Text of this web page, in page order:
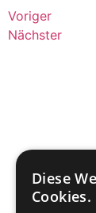
Voriger
Nächster
Diese
Cookies.